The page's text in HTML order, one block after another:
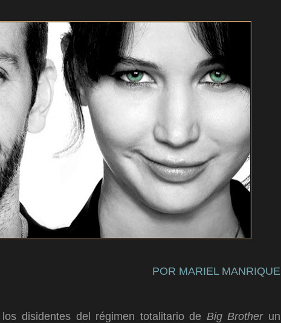
POR MARIEL MANRIQUE
disidentes del régimen totalitario de Big Brotherun